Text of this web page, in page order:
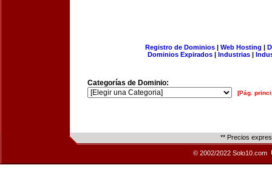
Registro de Dominios| Web Hosting |
Dominios Expirados | Industrias |
Categorías de Dominio:
[Pág.
** Precios
© 2002/2022 Solo10.com